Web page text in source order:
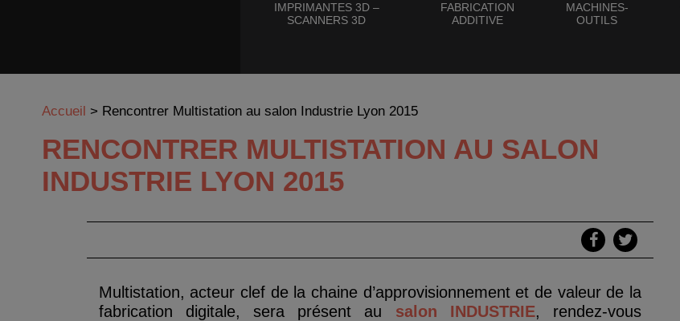
IMPRIMANTES 3D –
SCANNERS 3D
FABRICATION
ADDITIVE
MACHINES-
OUTILS
Accueil > Rencontrer Multistation au salon Industrie Lyon 2015
RENCONTRER MULTISTATION AU SALON
INDUSTRIE LYON 2015
Multistation, acteur clef de la chaine d’approvisionnement et de valeur de la
fabrication digitale, sera présent au salon INDUSTRIE, rendez-vous